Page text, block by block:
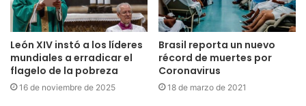
León XIV instó a los líderes
mundiales a erradicar el
flagelo de la pobreza
16 de noviembre de 2025
Brasil reporta un nuevo
récord de muertes por
Coronavirus
18 de marzo de 2021